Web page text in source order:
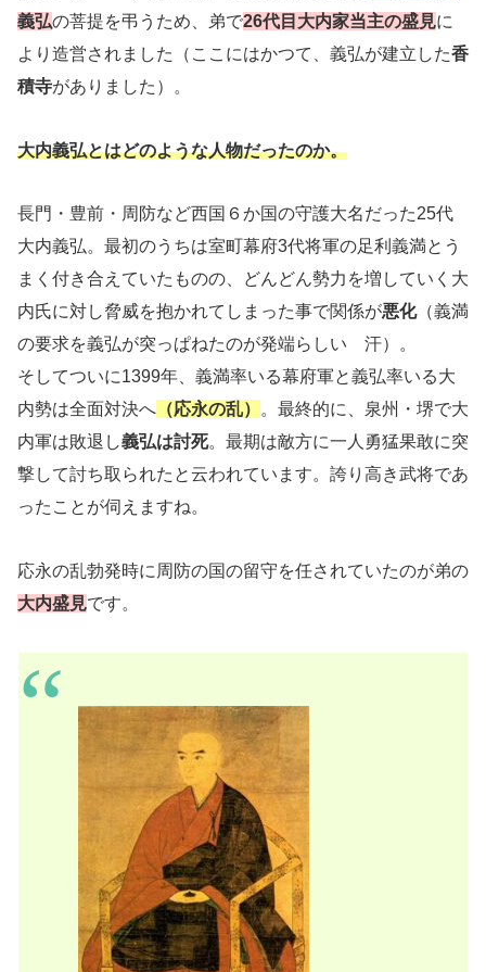
義弘の菩提を弔うため、弟で26代目大内家当主の盛見に
より造営されました（ここにはかつて、義弘が建立した香
積寺がありました）。
大内義弘とはどのような人物だったのか。
長門・豊前・周防など西国６か国の守護大名だった25代
大内義弘。最初のうちは室町幕府3代将軍の足利義満とう
まく付き合えていたものの、どんどん勢力を増していく大
内氏に対し脅威を抱かれてしまった事で関係が悪化（義満
の要求を義弘が突っぱねたのが発端らしい 汗）。
そしてついに1399年、義満率いる幕府軍と義弘率いる大
内勢は全面対決へ （応永の乱）
。最終的に、泉州・堺で大
内軍は敗退し義弘は討死。最期は敵方に一人勇猛果敢に突
撃して討ち取られたと云われています。誇り高き武将であ
ったことが伺えますね。
応永の乱勃発時に周防の国の留守を任されていたのが弟の
大内盛見です。